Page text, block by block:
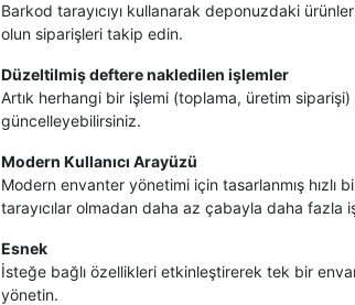
Barkod tarayıcıyı kullanarak deponuzdaki
olun siparişleri takip edin.
Düzeltilmiş deftere nakledilen işlemler
Artık herhangi bir işlemi (toplama, üretim
güncelleyebilirsiniz.
Modern Kullanıcı Arayüzü
Modern envanter yönetimi için tasarlanmış hızlı
tarayıcılar olmadan daha az çabayla daha fazla
Esnek
İsteğe bağlı özellikleri etkinleştirerek tek bir
yönetin.